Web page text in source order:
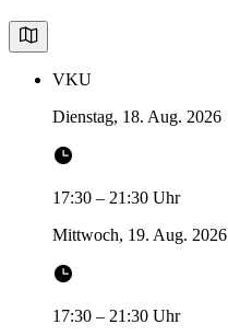
VKU
Dienstag, 18. Aug. 2026
17:30 – 21:30 Uhr
Mittwoch, 19. Aug. 2026
17:30 – 21:30 Uhr